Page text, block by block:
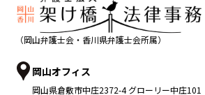
（岡山弁護士会・香川県弁護士会所属）
岡山オフィス
岡山県倉敷市中庄2372-4 グローリー中庄101